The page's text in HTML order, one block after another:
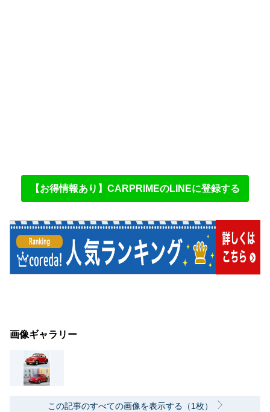
【お得情報あり】CARPRIMEのLINEに登録する
画像ギャラリー
この記事のすべての画像を表示する（1枚）